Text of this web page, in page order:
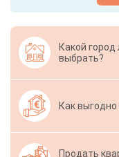
Какой город
выбрать?
Как
Продать